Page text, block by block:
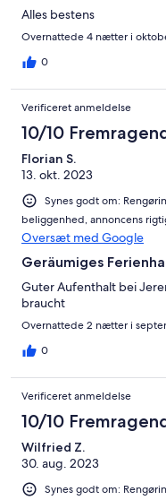
Alles bestens
Overnattede 4 nætter i
0
Verificeret anmeldelse
10/10
Florian S.
13. okt. 2023
Synes godt om:
beliggenhed, annoncens
Oversæt med Google
Geräumiges
Guter Aufenthalt bei
braucht
Overnattede 2 nætter i
0
Verificeret anmeldelse
10/10
Wilfried Z.
30. aug. 2023
Synes godt om: